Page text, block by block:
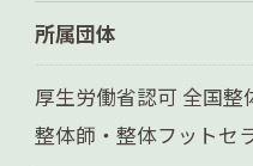
所属団体
厚生労働省認可 全国整
整体師・整体フットセ